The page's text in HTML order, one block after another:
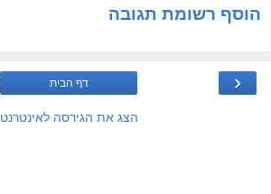
הוסף רשומת תגובה
‹ דף הבית
הצג את הגירסה לאינטרנט